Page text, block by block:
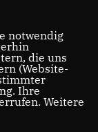
notwendig
die uns
(Website-
Ihre
Weitere